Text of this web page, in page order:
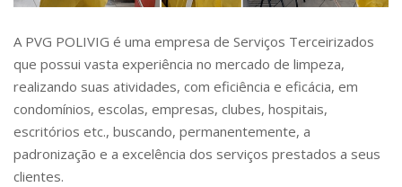
A PVG POLIVIG é uma empresa de Serviços Terceirizados
que possui vasta experiência no mercado de limpeza,
realizando suas atividades, com eficiência e eficácia, em
condomínios, escolas, empresas, clubes, hospitais,
escritórios etc., buscando, permanentemente, a
padronização e a excelência dos serviços prestados a seus
clientes.